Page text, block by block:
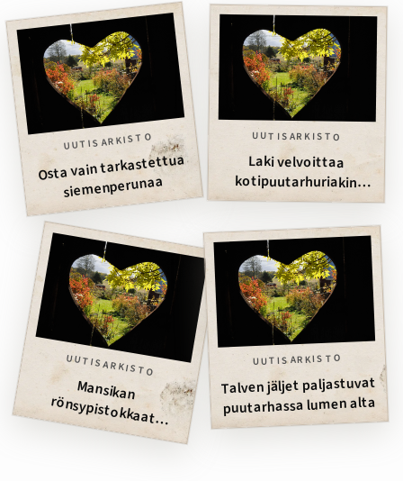
UUTISARKISTO
Osta vain tarkastettua
siemenperunaa
UUTISARKISTO
Laki velvoittaa
kotipuutarhuriakin
koloradokuoriaisten
UUTISARKISTO
Mansikan
rönsypistokkaat suoraan penkkiin
UUTISARKISTO
Talven jäljet paljastuvat
puutarhassa lumen alta